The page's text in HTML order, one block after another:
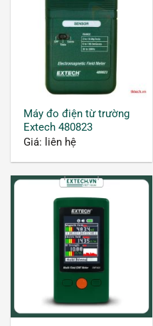
năng gây hại cho con
lớn thì càng có nhiều
Máy đo điện từ trường
Extech 480823
Giá: liên hệ